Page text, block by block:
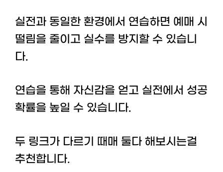
실전과 동일한 환경에서 연습하면 예매 시
떨림을 줄이고 실수를 방지할 수 있습니
다.
연습을 통해 자신감을 얻고 실전에서 성공
확률을 높일 수 있습니다.
두 링크가 다르기 때매 둘다 해보시는걸
추천합니다.